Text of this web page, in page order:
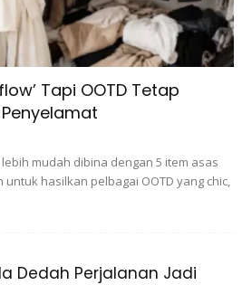
Tapi OOTD Tetap
mudah dibina dengan 5 item asas
untuk hasilkan pelbagai OOTD yang chic,
Dedah Perjalanan Jadi